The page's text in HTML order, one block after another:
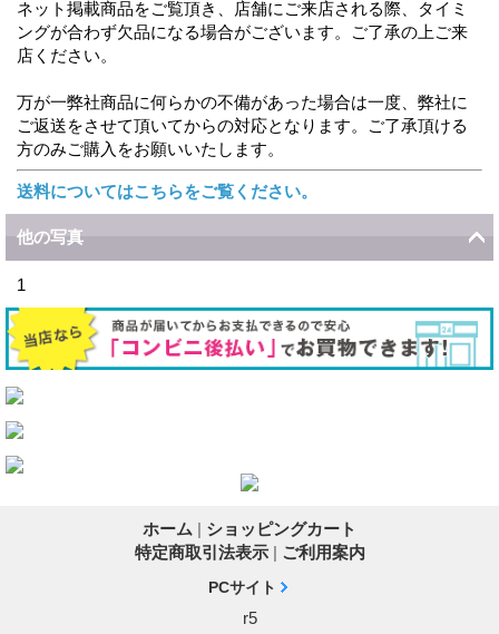
ネット掲載商品をご覧頂き、店舗にご来店される際、タイミ
ングが合わず欠品になる場合がございます。ご了承の上ご来
店ください。
万が一弊社商品に何らかの不備があった場合は一度、弊社に
ご返送をさせて頂いてからの対応となります。ご了承頂ける
方のみご購入をお願いいたします。
送料についてはこちらをご覧ください。
他の写真
1
ホーム | ショッピングカート
特定商取引法表示 | ご利用案内
PCサイト
r5